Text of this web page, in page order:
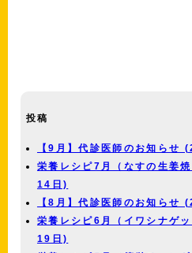
投稿
【9月】代診医師のお知らせ
栄養レシピ7月（なすの生姜
14日)
【8月】代診医師のお知らせ
栄養レシピ6月（イワシナゲ
19日)